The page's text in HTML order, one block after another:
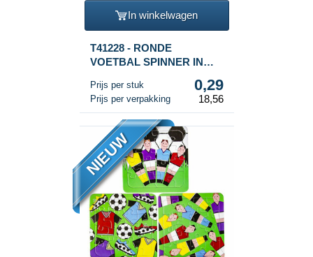
In winkelwagen
T41228 - RONDE
VOETBAL SPINNER IN
Prijs per stuk 0,29
Prijs per verpakking 18,56
NIEUW